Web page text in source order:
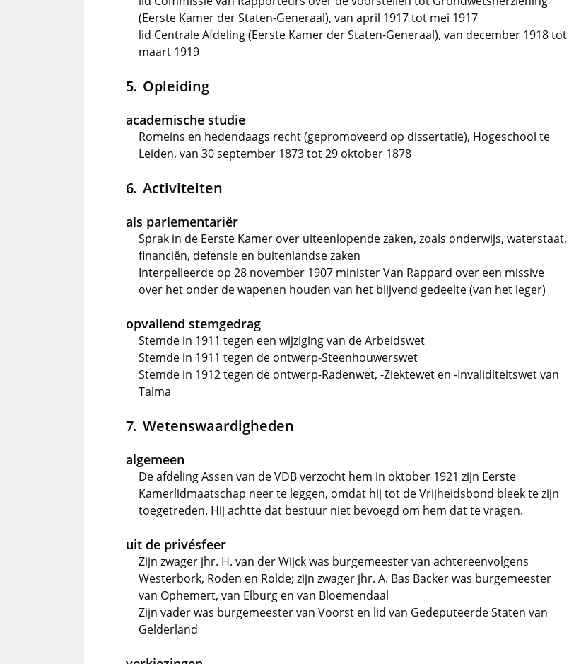
(Eerste Kamer der Staten-Generaal), van april 1917 tot mei 1917
lid Centrale Afdeling (Eerste Kamer der Staten-Generaal), van december 1918 tot
maart 1919
Opleiding
academische studie
Romeins en hedendaags recht (gepromoveerd op dissertatie), Hogeschool te
Leiden, van 30 september 1873 tot 29 oktober 1878
Activiteiten
als parlementariër
Sprak in de Eerste Kamer over uiteenlopende zaken, zoals onderwijs, waterstaat,
financiën, defensie en buitenlandse zaken
Interpelleerde op 28 november 1907 minister Van Rappard over een missive
over het onder de wapenen houden van het blijvend gedeelte (van het leger)
opvallend stemgedrag
Stemde in 1911 tegen een wijziging van de Arbeidswet
Stemde in 1911 tegen de ontwerp-Steenhouwerswet
Stemde in 1912 tegen de ontwerp-Radenwet, -Ziektewet en -Invaliditeitswet van
Talma
Wetenswaardigheden
algemeen
De afdeling Assen van de VDB verzocht hem in oktober 1921 zijn Eerste
Kamerlidmaatschap neer te leggen, omdat hij tot de Vrijheidsbond bleek te zijn
toegetreden. Hij achtte dat bestuur niet bevoegd om hem dat te vragen.
uit de privésfeer
Zijn zwager jhr. H. van der Wijck was burgemeester van achtereenvolgens
Westerbork, Roden en Rolde; zijn zwager jhr. A. Bas Backer was burgemeester
van Ophemert, van Elburg en van Bloemendaal
Zijn vader was burgemeester van Voorst en lid van Gedeputeerde Staten van
Gelderland